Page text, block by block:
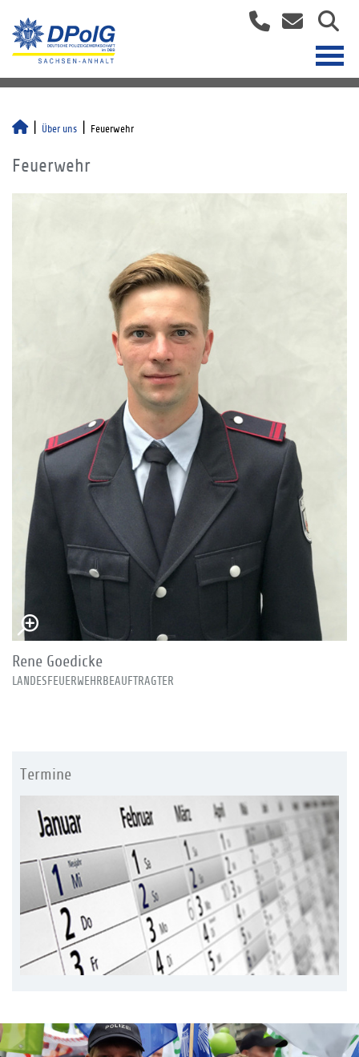
Über uns Feuerwehr
Feuerwehr
Rene Goedicke
LANDESFEUERWEHRBEAUFTRAGTER
Termine